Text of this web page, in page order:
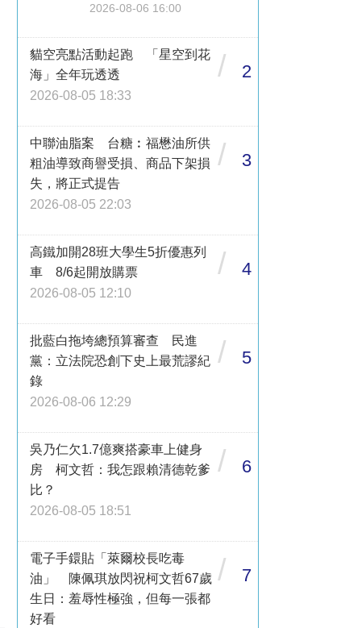
2026-08-06 16:00
貓空亮點活動起跑 「星空到花
海」全年玩透透
2026-08-05 18:33
/ 2
中聯油脂案 台糖︰福懋油所供
粗油導致商譽受損、商品下架損
失，將正式提告
2026-08-05 22:03
/ 3
高鐵加開28班大學生5折優惠列
車 8/6起開放購票
2026-08-05 12:10
/ 4
批藍白拖垮總預算審查 民進
黨：立法院恐創下史上最荒謬紀
錄
2026-08-06 12:29
/ 5
吳乃仁欠1.7億爽搭豪車上健身
房 柯文哲：我怎跟賴清德乾爹
比？
2026-08-05 18:51
/ 6
電子手鐶貼「萊爾校長吃毒
油」 陳佩琪放閃祝柯文哲67歲
生日：羞辱性極強，但每一張都
好看
/ 7